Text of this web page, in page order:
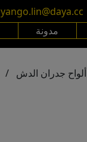
yango.lin@daya.cc
مدونة
ألواح جدران الدش /